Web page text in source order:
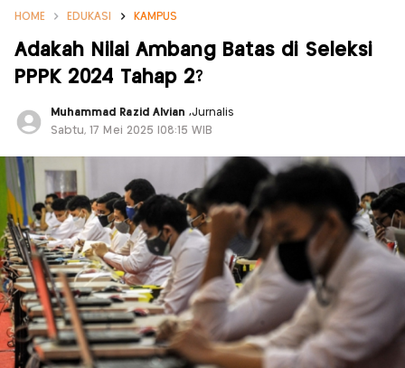
HOME EDUKASI KAMPUS
Adakah Nilai Ambang Batas di Seleksi
PPPK 2024 Tahap 2?
Muhammad Razid Alvian,Jurnalis
Sabtu, 17 Mei 2025 |08:15 WIB